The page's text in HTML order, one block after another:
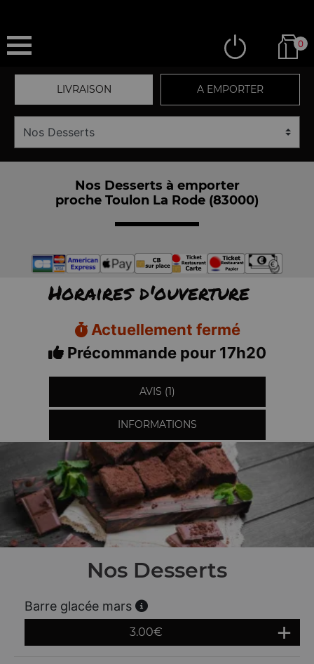
0
LIVRAISON A EMPORTER
Nos Desserts à emporter
proche Toulon La Rode (83000)
Horaires d'ouverture
Actuellement fermé
Précommande pour 17h20
AVIS (1)
INFORMATIONS
Nos Desserts
Barre glacée mars
3.00€